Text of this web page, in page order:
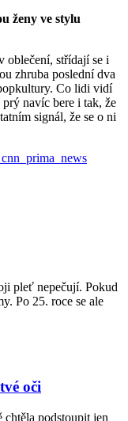
ženy ve stylu
oblečení, střídají se i
zhruba poslední dva
Co lidi vidí
navíc bere i tak, že
signál, že se o ni
pleť nepečují. Pokud
Po 25. roce se ale
oči
podstoupit jen